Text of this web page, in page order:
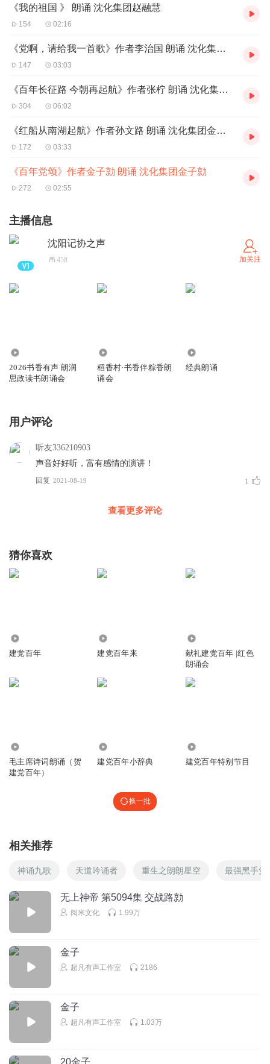
《我的祖国 》 朗诵 沈化集团赵融慧
154 02:16
《党啊，请给我一首歌》作者李治国 朗诵 沈化集团李治国
147 03:03
《百年长征路 今朝再起航》作者张柠 朗诵 沈化集团张柠
304 06:02
《红船从南湖起航》作者孙文路 朗诵 沈化集团金翔宇
172 03:33
《百年党颂》作者金子勍 朗诵 沈化集团金子勍
272 02:55
主播信息
沈阳记协之声
458 加关注
2026书香有声 朗润
思政读书朗诵会
稻香村·书香伴粽香朗
诵会
经典朗诵
用户评论
听友336210903
声音好好听，富有感情的演讲！
回复 2021-08-19 1
查看更多评论
猜你喜欢
建党百年 建党百年来
献礼建党百年 |红色
朗诵会
毛主席诗词朗诵（贺
建党百年）
建党百年小辞典 建党百年特别节目
换一批
相关推荐
神诵九歌 天道吟诵者 重生之朗朗星空 最强黑手党
无上神帝 第5094集 交战路勍
阅米文化 1.99万
金子
超凡有声工作室 2186
金子
超凡有声工作室 1.03万